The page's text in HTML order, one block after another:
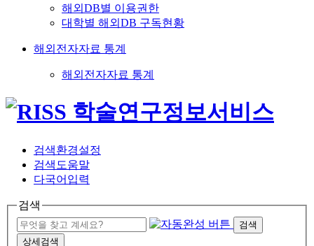
해외DB별 이용권한
대학별 해외DB 구독현황
해외전자자료 통계
해외전자자료 통계
검색환경설정
검색도움말
다국어입력
검색
검색
상세검색